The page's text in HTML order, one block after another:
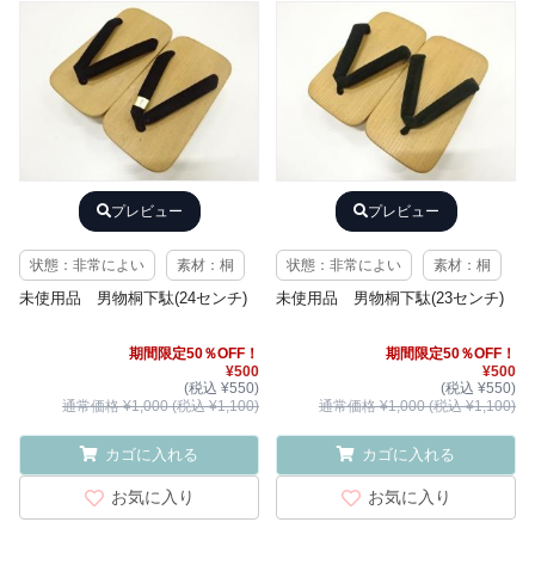
プレビュー
状態：非常によい 素材：桐
未使用品 男物桐下駄(24センチ)
期間限定50％OFF！
¥500
(税込 ¥550)
通常価格 ¥1,000 (税込 ¥1,100)
カゴに入れる
お気に入り
プレビュー
状態：非常によい 素材：桐
未使用品 男物桐下駄(23センチ)
期間限定50％OFF！
¥500
(税込 ¥550)
通常価格 ¥1,000 (税込 ¥1,100)
カゴに入れる
お気に入り